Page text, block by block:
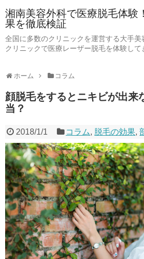
湘南美容外科で医療脱毛体験
果を徹底検証
全国に多数のクリニックを運営する大手
クリニックで医療レーザー脱毛を体験して
ホーム コラム
顔脱毛をするとニキビが出来
当？
2018/1/1 コラム, 脱毛の効果,